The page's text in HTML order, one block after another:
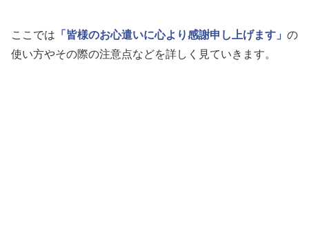
ここでは 「皆様のお心遣いに心より感謝申し上げます」 の
使い方やその際の注意点などを詳しく見ていきます。